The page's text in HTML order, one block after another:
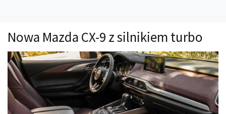
Technika jazdy
Oświetlenie
Kalkulatory
Przelicznik mocy
Auto z niemiec
Nowa Mazda CX-9 z silnikiem turbo